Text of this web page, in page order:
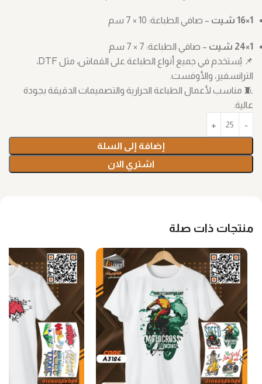
1×16 شيت – صافي الطباعة: ‎7 × 10 سم
1×24 شيت
– صافي الطباعة: ‎7 × 7 سم
📌 يُستخدم في جميع أنواع الطباعة على القماش، مثل DTF،
الترانسفير، والأوفست.
🧵 مناسب لأعمال الطباعة الحرارية والتصميمات الدقيقة بجودة
عالية.
إضافة إلى السلة
اشتري الان
منتجات ذات صلة